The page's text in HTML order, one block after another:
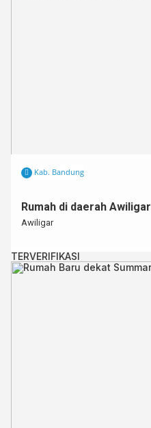
Kab. Bandung
Rumah di daerah Awiligar⁣
Awiligar
TERVERIFIKASI